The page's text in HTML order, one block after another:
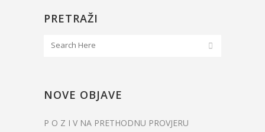
PRETRAŽI
NOVE OBJAVE
P O Z I V NA PRETHODNU PROVJERU